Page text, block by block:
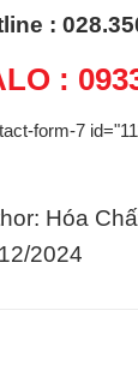
:
:
form-7
Hóa
2024